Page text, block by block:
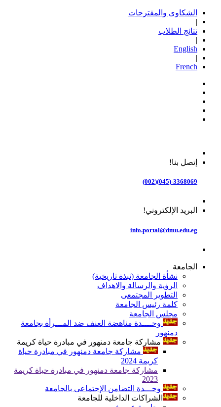
الشكاوى والمقترحات
|
نتائج الطلاب
|
English
|
French
إتصل بنا!
3368069-(045)(002)
البريد الإلكتروني!
info.portal@dmu.edu.eg
الجامعة
نشأة الجامعة (نبذة تاريخية)
الرؤية والرسالة والاهداف
التطوير المجتمعى
كلمة رئيس الجامعة
مجلس الجامعة
وحــــدة مناهضة العنف ضد المـــرأة بجامعة
دمنهور
مشاركة جامعة دمنهور في مبادرة حياة كريمة
مشاركة جامعة دمنهور في مبادرة حياة
كريمة 2024
مشاركة جامعة دمنهور في مبادرة حياة كريمة
2023
وحـــدة التضامن الإجتماعى بالجامعة
الشراكات الداخلية للجامعة